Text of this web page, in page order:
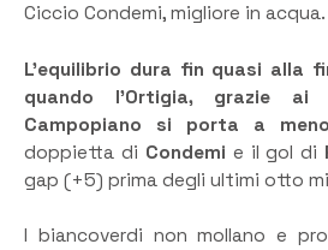
Ciccio Condemi, migliore in acqua.
L’equilibrio dura fin quasi alla
quando l’Ortigia, grazie
Campopiano si porta a
doppietta di Condemi e il gol di
gap (+5) prima degli ultimi otto
I biancoverdi non mollano e